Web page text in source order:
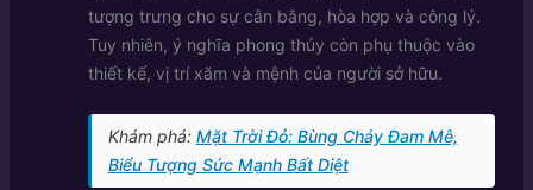
tượng trưng cho sự cân bằng, hòa hợp và công lý.
Tuy nhiên, ý nghĩa phong thủy còn phụ thuộc vào
thiết kế, vị trí xăm và mệnh của người sở hữu.
Khám phá: Mặt Trời Đỏ: Bùng Cháy Đam Mê,
Biểu Tượng Sức Mạnh Bất Diệt